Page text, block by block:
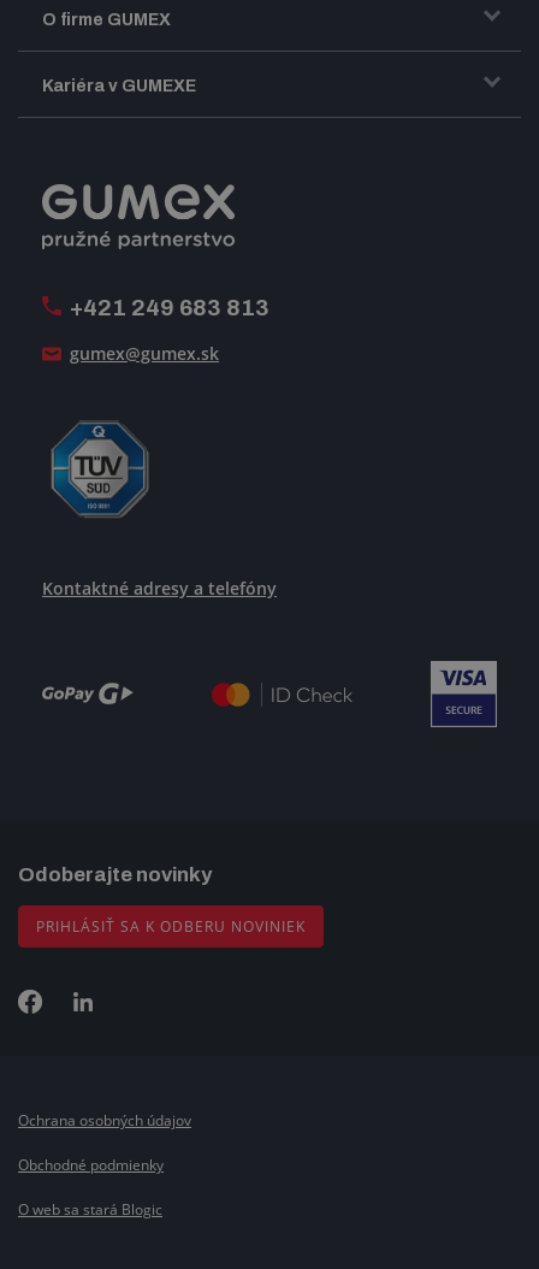
+421 249 683 813
gumex@gumex.sk
Kontaktné adresy a telefóny
Doprava a zasielanie tovaru
Obchodné podmienky
Registrácia a spolupráca
Firemný časopis Géčko
O firme GUMEX
Predstavenie firmy GUMEX
Úpravy na mieru a montáže
Kariéra v GUMEXE
Voľné pracovné miesta
Odoberajte novinky
PRIHLÁSIŤ SA K ODBERU NOVINIEK
Ochrana osobných údajov
Obchodné podmienky
O web sa stará Blogic